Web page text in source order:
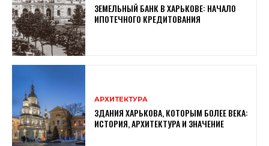
ЗЕМЕЛЬНЫЙ БАНК В ХАРЬКОВЕ: НАЧАЛО
ИПОТЕЧНОГО КРЕДИТОВАНИЯ
АРХИТЕКТУРА
ЗДАНИЯ ХАРЬКОВА, КОТОРЫМ БОЛЕЕ ВЕКА:
ИСТОРИЯ, АРХИТЕКТУРА И ЗНАЧЕНИЕ